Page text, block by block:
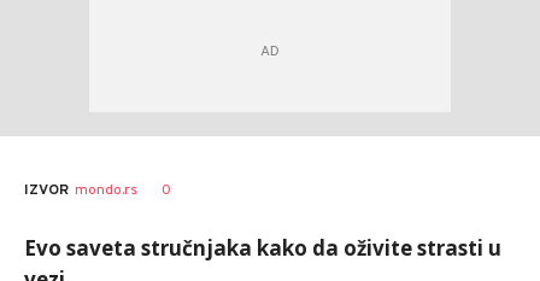
IZVOR mondo.rs 0
Evo saveta stručnjaka kako da oživite strasti u